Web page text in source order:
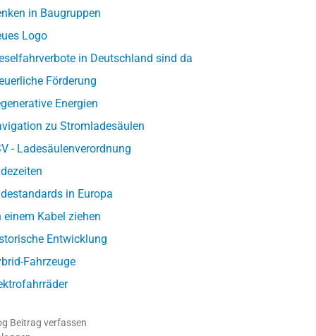
in Baugruppen
Logo
in Deutschland sind da
Förderung
Energien
zu Stromladesäulen
- Ladesäulenverordnung
in Europa
einem Kabel ziehen
Entwicklung
Fahrzeuge
Beitrag verfassen